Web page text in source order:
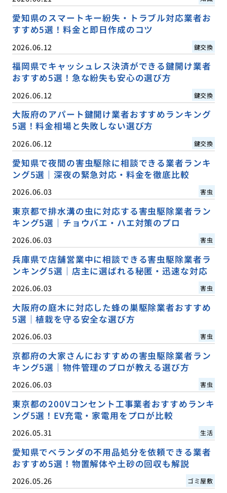
愛知県のスマートキー紛失・トラブル対応業者お
すすめ5選！料金と即日作成のコツ
2026.06.12 鍵交換
福岡県でキャッシュレス決済ができる鍵開け業者
おすすめ5選！急な紛失も安心の選び方
2026.06.12 鍵交換
大阪府のアパート鍵開け業者おすすめランキング
5選！料金相場と失敗しない選び方
2026.06.12 鍵交換
愛知県で夜間の害虫駆除に相談できる業者ランキ
ング5選｜深夜の緊急対応・料金を徹底比較
2026.06.03 害虫
東京都で排水溝の虫に対応する害虫駆除業者ラン
キング5選｜チョウバエ・ハエ対策のプロ
2026.06.03 害虫
兵庫県で店舗営業中に相談できる害虫駆除業者ラ
ンキング5選｜店主に選ばれる秘匿・迅速な対応
2026.06.03 害虫
大阪府の庭木に対応した蜂の巣駆除業者おすすめ
5選｜植栽を守る安全な選び方
2026.06.03 害虫
京都府の大家さんにおすすめの害虫駆除業者ラン
キング5選｜物件管理のプロが教える選び方
2026.06.03 害虫
東京都の200Vコンセント工事業者おすすめランキ
ング5選！EV充電・家電用をプロが比較
2026.05.31 生活
愛知県でベランダの不用品処分を依頼できる業者
おすすめ5選！物置解体や土砂の回収も解説
2026.05.26 ゴミ屋敷